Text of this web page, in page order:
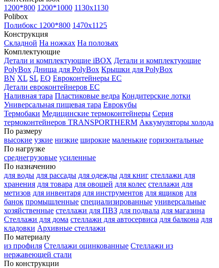
1200*800 1200*1000 1130x1130
Polibox
Полибокс 1200*800 1470х1125
Конструкция
Складной На ножках На полозьях
Комплектующие
Детали и комплектующие iBOX Детали и комплектующие
PolyBox Днища для PolyBox Крышки для PolyBox
BN XL SL EQ Евроконтейнеры EC
Детали евроконтейнеров EC
Наливная тара Пластиковые ведра Кондитерские лотки
Универсальная пищевая тара Еврокубы
Термобаки Медицинские термоконтейнеры Серия
термоконтейнеров TRANSPORTHERM Аккумуляторы холода
По размеру
высокие узкие низкие широкие маленькие горизонтальные
По нагрузке
среднегрузовые усиленные
По назначению
для воды для рассады для одежды для книг стеллажи для
хранения для товара для овощей для колес стеллажи для
метизов для инвентаря для инструментов для ящиков для
банок промышленные специализированные универсальные
хозяйственные стеллажи для ПВЗ для подвала для магазина
Стеллажи для дома стеллажи для автосервиса для балкона для
кладовки Архивные стеллажи
По материалу
из профиля Стеллажи оцинкованные Стеллажи из
нержавеющей стали
По конструкции